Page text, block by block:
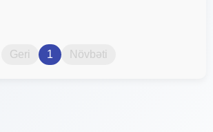
Geri 1 Növbəti